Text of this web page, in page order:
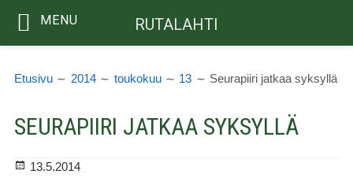
sisältöön
Etusivu 2014 toukokuu 13 Seurapiiri jatkaa syksyllä
SEURAPIIRI JATKAA SYKSYLLÄ
Julkaistu
13.5.2014
MENU RUTALAHTI